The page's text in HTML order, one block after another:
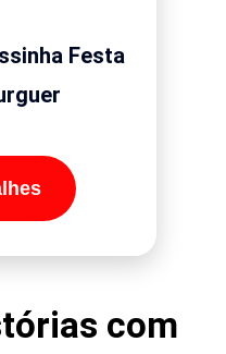
Festa
com